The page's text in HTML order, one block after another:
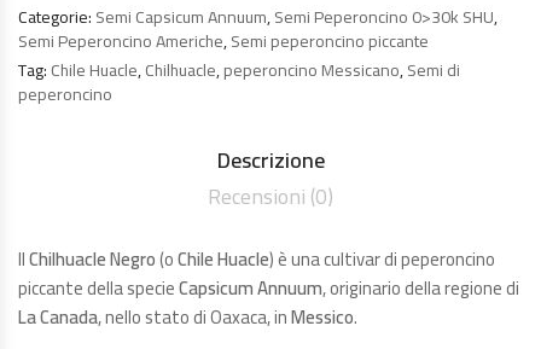
Categorie:Semi Capsicum Annuum,Semi Peperoncino 0>30k SHU,
Semi Peperoncino Americhe,Semi peperoncino piccante
Tag:Chile Huacle,Chilhuacle,peperoncino Messicano,Semi di
peperoncino
Descrizione
Recensioni (0)
IlChilhuacle Negro(oChile Huacle) è una cultivar di peperoncino
piccante della specieCapsicum Annuum, originario della regione di
La Canada, nello stato di Oaxaca, inMessico.